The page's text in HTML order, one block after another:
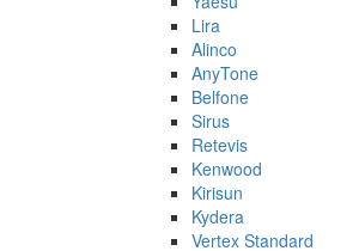
Lira
Alinco
AnyTone
Belfone
Sirus
Retevis
Kenwood
Kirisun
Kydera
Vertex Standard